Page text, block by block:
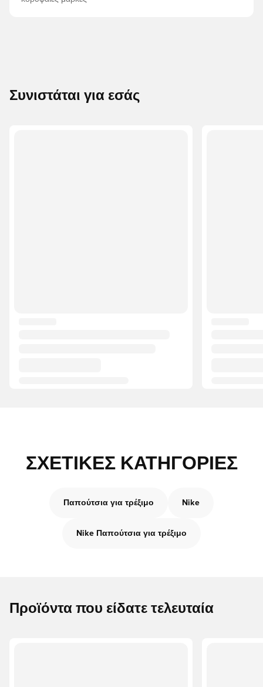
Συνιστάται για εσάς
ΣΧΕΤΙΚΈΣ ΚΑΤΗΓΟΡΊΕΣ
Παπούτσια για τρέξιμο Nike
Nike Παπούτσια για τρέξιμο
Προϊόντα που είδατε τελευταία